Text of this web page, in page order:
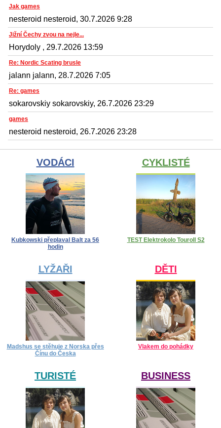
Jak games
nesteroid nesteroid, 30.7.2026 9:28
Jižní Čechy zvou na nejle...
Horydoly , 29.7.2026 13:59
Re: Nordic Scating brusle
jalann jalann, 28.7.2026 7:05
Re: games
sokarovskiy sokarovskiy, 26.7.2026 23:29
games
nesteroid nesteroid, 26.7.2026 23:28
VODÁCI
Kubkowski přeplaval Balt za 56
hodin
CYKLISTÉ
TEST Elektrokolo Touroll S2
LYŽAŘI
Madshus se stěhuje z Norska přes
Čínu do Česka
DĚTI
Vlakem do pohádky
TURISTÉ BUSINESS